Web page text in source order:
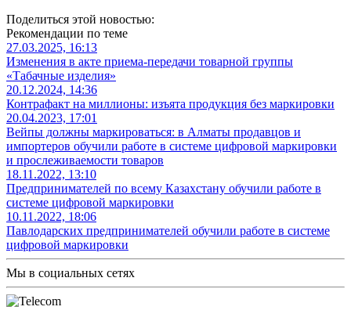
Поделиться этой новостью:
Рекомендации по теме
27.03.2025, 16:13
Изменения в акте приема-передачи товарной группы
«Табачные изделия»
20.12.2024, 14:36
Контрафакт на миллионы: изъята продукция без маркировки
20.04.2023, 17:01
Вейпы должны маркироваться: в Алматы продавцов и
импортеров обучили работе в системе цифровой маркировки
и прослеживаемости товаров
18.11.2022, 13:10
Предпринимателей по всему Казахстану обучили работе в
системе цифровой маркировки
10.11.2022, 18:06
Павлодарских предпринимателей обучили работе в системе
цифровой маркировки
Мы в социальных сетях